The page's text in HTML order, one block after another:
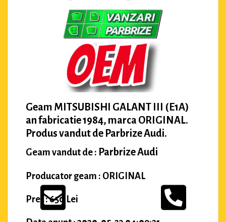
Geam MITSUBISHI GALANT III (E1A)
an fabricatie 1984, marca ORIGINAL.
Produs vandut de Parbrize Audi.
Geam vandut de : Parbrize Audi
Producator geam : ORIGINAL
Pret : 650 Lei